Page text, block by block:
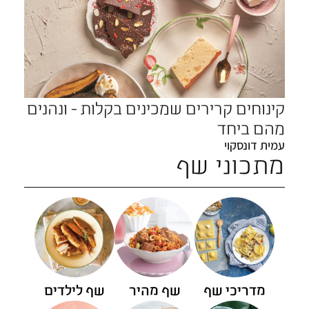
קינוחים קרירים שמכינים בקלות - ונהנים
מהם ביחד
עמית דונסקוי
מתכוני שף
מדריכי שף שף מהיר שף לילדים